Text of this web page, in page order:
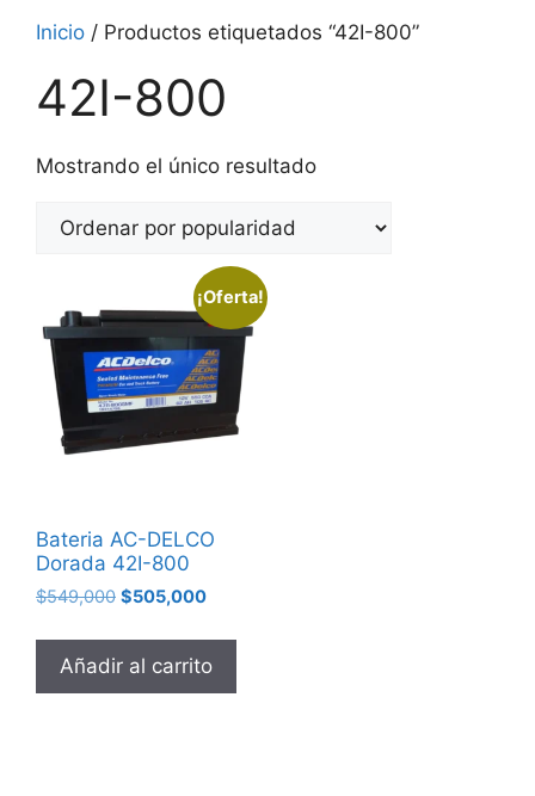
Inicio / Productos etiquetados “42I-800”
42I-800
Mostrando el único resultado
¡Oferta!
Bateria AC-DELCO
Dorada 42I-800
$549,000 $505,000
Añadir al carrito